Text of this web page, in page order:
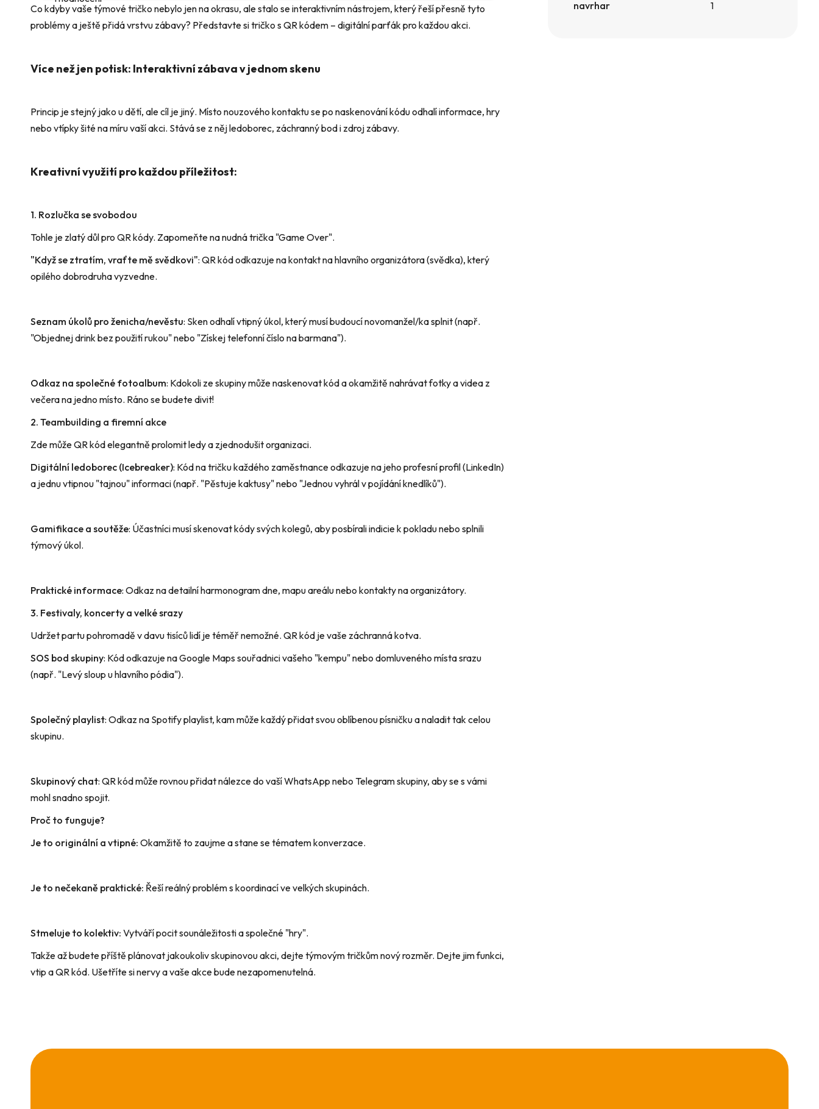
je
5,0
z
Co kdyby vaše týmové tričko nebylo jen na okrasu, ale stalo se interaktivním nástrojem, který řeší přesně tyto
problémy a ještě přidá vrstvu zábavy? Představte si tričko s QR kódem – digitální parťák pro každou akci.
Více než jen potisk: Interaktivní zábava v jednom skenu
Princip je stejný jako u dětí, ale cíl je jiný. Místo nouzového kontaktu se po naskenování kódu odhalí informace, hry
nebo vtípky šité na míru vaší akci. Stává se z něj ledoborec, záchranný bod i zdroj zábavy.
Kreativní využití pro každou příležitost:
1. Rozlučka se svobodou
Tohle je zlatý důl pro QR kódy. Zapomeňte na nudná trička "Game Over".
"Když se ztratím, vraťte mě svědkovi": QR kód odkazuje na kontakt na hlavního organizátora (svědka), který
opilého dobrodruha vyzvedne.
Seznam úkolů pro ženicha/nevěstu: Sken odhalí vtipný úkol, který musí budoucí novomanžel/ka splnit (např.
"Objednej drink bez použití rukou" nebo "Získej telefonní číslo na barmana").
Odkaz na společné fotoalbum: Kdokoli ze skupiny může naskenovat kód a okamžitě nahrávat fotky a videa z
večera na jedno místo. Ráno se budete divit!
2. Teambuilding a firemní akce
Zde může QR kód elegantně prolomit ledy a zjednodušit organizaci.
Digitální ledoborec (Icebreaker): Kód na tričku každého zaměstnance odkazuje na jeho profesní profil (LinkedIn)
a jednu vtipnou "tajnou" informaci (např. "Pěstuje kaktusy" nebo "Jednou vyhrál v pojídání knedlíků").
Gamifikace a soutěže: Účastníci musí skenovat kódy svých kolegů, aby posbírali indicie k pokladu nebo splnili
týmový úkol.
Praktické informace: Odkaz na detailní harmonogram dne, mapu areálu nebo kontakty na organizátory.
3. Festivaly, koncerty a velké srazy
Udržet partu pohromadě v davu tisíců lidí je téměř nemožné. QR kód je vaše záchranná kotva.
SOS bod skupiny: Kód odkazuje na Google Maps souřadnici vašeho "kempu" nebo domluveného místa srazu
(např. "Levý sloup u hlavního pódia").
Společný playlist: Odkaz na Spotify playlist, kam může každý přidat svou oblíbenou písničku a naladit tak celou
skupinu.
Skupinový chat: QR kód může rovnou přidat nálezce do vaší WhatsApp nebo Telegram skupiny, aby se s vámi
mohl snadno spojit.
Proč to funguje?
Je to originální a vtipné: Okamžitě to zaujme a stane se tématem konverzace.
Je to nečekaně praktické: Řeší reálný problém s koordinací ve velkých skupinách.
Stmeluje to kolektiv: Vytváří pocit sounáležitosti a společné "hry".
Takže až budete příště plánovat jakoukoliv skupinovou akci, dejte týmovým tričkům nový rozměr. Dejte jim funkci,
vtip a QR kód. Ušetříte si nervy a vaše akce bude nezapomenutelná.
navrhar
1
Z